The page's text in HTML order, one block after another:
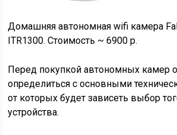
Домашняя автономная wifi камера
ITR1300. Стоимость ~ 6900 р.
Перед покупкой автономных камер
определиться с основными
от которых будет зависеть выбор
устройства.